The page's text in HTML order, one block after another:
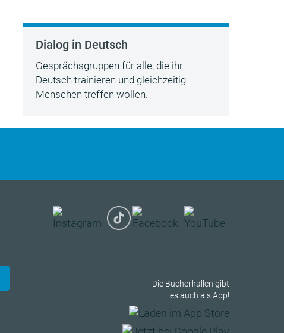
Dialog in Deutsch
Gesprächsgruppen für alle, die ihr
Deutsch trainieren und gleichzeitig
Menschen treffen wollen.
Die Bücherhallen gibt
es auch als App!